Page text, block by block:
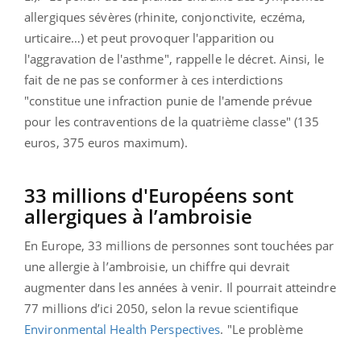
allergiques sévères (rhinite, conjonctivite, eczéma,
urticaire…) et peut provoquer l'apparition ou
l'aggravation de l'asthme", rappelle le décret. Ainsi, le
fait de ne pas se conformer à ces interdictions
"constitue une infraction punie de l'amende prévue
pour les contraventions de la quatrième classe" (135
euros, 375 euros maximum).
33 millions d'Européens sont
allergiques à l’ambroisie
En Europe, 33 millions de personnes sont touchées par
une allergie à l’ambroisie, un chiffre qui devrait
augmenter dans les années à venir. Il pourrait atteindre
77 millions d’ici 2050, selon la revue scientifique
Environmental Health Perspectives. "Le problème